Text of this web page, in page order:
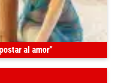
al amor"